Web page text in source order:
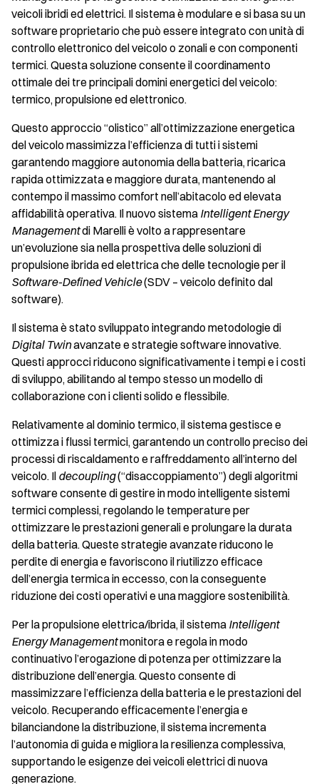
veicoli ibridi ed elettrici. Il sistema è modulare e si basa su un
software proprietario che può essere integrato con unità di
controllo elettronico del veicolo o zonali e con componenti
termici. Questa soluzione consente il coordinamento
ottimale dei tre principali domini energetici del veicolo:
termico, propulsione ed elettronico.
Questo approccio “olistico” all’ottimizzazione energetica
del veicolo massimizza l’efficienza di tutti i sistemi
garantendo maggiore autonomia della batteria, ricarica
rapida ottimizzata e maggiore durata, mantenendo al
contempo il massimo comfort nell’abitacolo ed elevata
affidabilità operativa. Il nuovo sistema Intelligent Energy
Managementdi Marelli è volto a rappresentare
un’evoluzione sia nella prospettiva delle soluzioni di
propulsione ibrida ed elettrica che delle tecnologie per il
Software-Defined Vehicle(SDV – veicolo definito dal
software).
Il sistema è stato sviluppato integrando metodologie di
Digital Twinavanzate e strategie software innovative.
Questi approcci riducono significativamente i tempi e i costi
di sviluppo, abilitando al tempo stesso un modello di
collaborazione con i clienti solido e flessibile.
Relativamente al dominio termico, il sistema gestisce e
ottimizza i flussi termici, garantendo un controllo preciso dei
processi di riscaldamento e raffreddamento all’interno del
veicolo. Il decoupling(“disaccoppiamento”) degli algoritmi
software consente di gestire in modo intelligente sistemi
termici complessi, regolando le temperature per
ottimizzare le prestazioni generali e prolungare la durata
della batteria. Queste strategie avanzate riducono le
perdite di energia e favoriscono il riutilizzo efficace
dell’energia termica in eccesso, con la conseguente
riduzione dei costi operativi e una maggiore sostenibilità.
Per la propulsione elettrica/ibrida, il sistema Intelligent
Energy Managementmonitora e regola in modo
continuativo l’erogazione di potenza per ottimizzare la
distribuzione dell’energia. Questo consente di
massimizzare l’efficienza della batteria e le prestazioni del
veicolo. Recuperando efficacemente l’energia e
bilanciandone la distribuzione, il sistema incrementa
l’autonomia di guida e migliora la resilienza complessiva,
supportando le esigenze dei veicoli elettrici di nuova
generazione.